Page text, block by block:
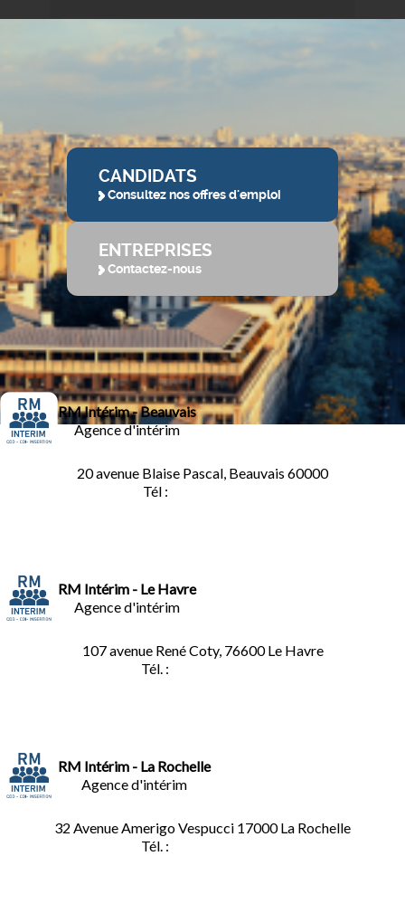
CANDIDATS
Consultez nos offres d'emploi
ENTREPRISES
Contactez-nous
RM Intérim - Beauvais
Agence d'intérim
20 avenue Blaise Pascal, Beauvais 60000
Tél :
RM Intérim - Le Havre
Agence d'intérim
107 avenue René Coty, 76600 Le Havre
Tél. :
RM Intérim - La Rochelle
Agence d'intérim
32 Avenue Amerigo Vespucci 17000 La Rochelle
Tél. :